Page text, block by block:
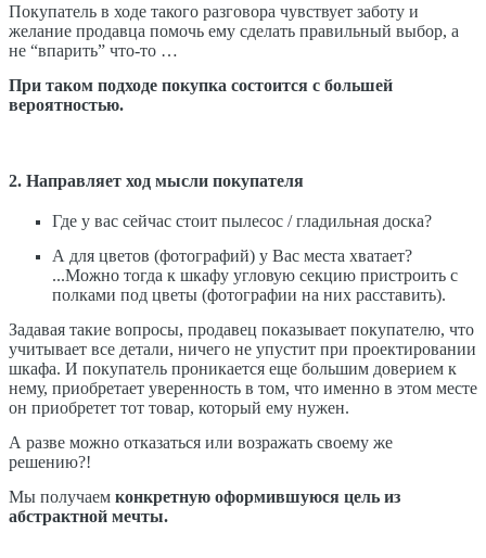
Покупатель в ходе такого разговора чувствует заботу и
желание продавца помочь ему сделать правильный выбор, а
не “впарить” что-то …
При таком подходе покупка состоится с большей
вероятностью.
2. Направляет ход мысли покупателя
Где у вас сейчас стоит пылесос / гладильная доска?
А для цветов (фотографий) у Вас места хватает?
...Можно тогда к шкафу угловую секцию пристроить с
полками под цветы (фотографии на них расставить).
Задавая такие вопросы, продавец показывает покупателю, что
учитывает все детали, ничего не упустит при проектировании
шкафа. И покупатель проникается еще большим доверием к
нему, приобретает уверенность в том, что именно в этом месте
он приобретет тот товар, который ему нужен.
А разве можно отказаться или возражать своему же
решению?!
Мы получаем конкретную оформившуюся цель из
абстрактной мечты.